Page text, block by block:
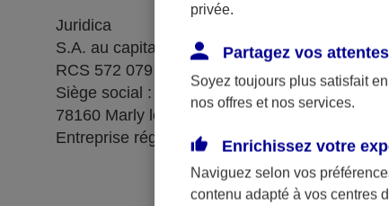
Juridica
S.A. au capital de 14 627 854,68 €
RCS 572 079 150 Versailles
Siège social : 1, place Victorien Sardou
78160 Marly le Roi
Entreprise régie par le code des assurances
privée.
Partagez vos attentes
Soyez toujours plus satisfait
nos offres et nos services.
Enrichissez votre
Naviguez selon vos
contenu adapté à vos centres